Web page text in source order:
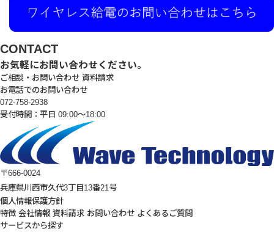
CONTACT
お気軽にお問い合わせください。
ご相談・お問い合わせ 資料請求
お電話でのお問い合わせ
072-758-2938
受付時間：平日 09:00～18:00
〒666-0024
兵庫県川西市久代3丁目13番21号
個人情報保護方針
特徴 会社情報 資料請求 お問い合わせ よくあるご質問
サービスから探す